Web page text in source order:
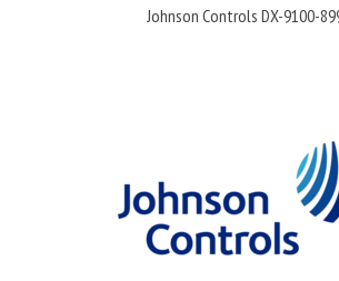
Johnson Controls DX-9100-